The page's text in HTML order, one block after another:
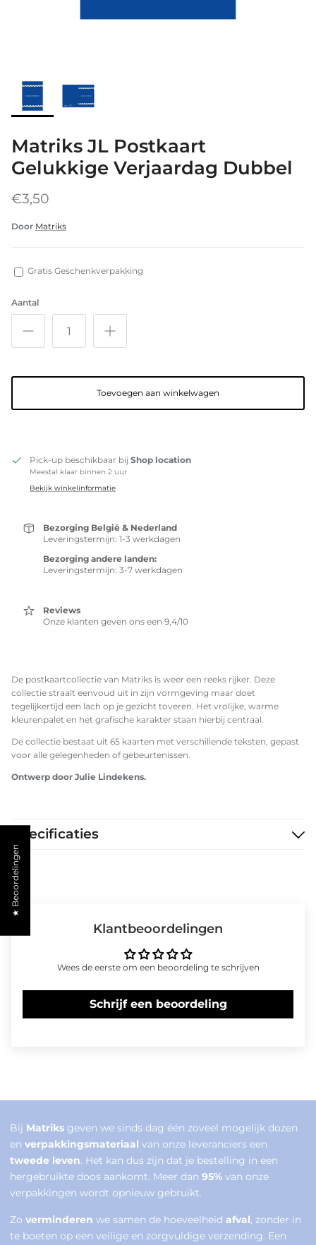
Matriks JL Postkaart
Gelukkige Verjaardag Dubbel
€3,50
Door Matriks
Gratis Geschenkverpakking
Aantal
Toevoegen aan winkelwagen
Pick-up beschikbaar bij Shop location
Meestal klaar binnen 2 uur
Bekijk winkelinformatie
Bezorging België & Nederland
Leveringstermijn: 1-3 werkdagen
Bezorging andere landen:
Leveringstermijn: 3-7 werkdagen
Reviews
Onze klanten geven ons een 9,4/10
De postkaartcollectie van Matriks is weer een reeks rijker. Deze
collectie straalt eenvoud uit in zijn vormgeving maar doet
tegelijkertijd een lach op je gezicht toveren. Het vrolijke, warme
kleurenpalet en het grafische karakter staan hierbij centraal.
De collectie bestaat uit 65 kaarten met verschillende teksten, gepast
voor alle gelegenheden of gebeurtenissen.
Ontwerp door Julie Lindekens.
Specificaties
Klantbeoordelingen
Wees de eerste om een beoordeling te schrijven
Schrijf een beoordeling
Bij Matriks geven we sinds dag één zoveel mogelijk dozen
en verpakkingsmateriaal van onze leveranciers een
tweede leven. Het kan dus zijn dat je bestelling in een
hergebruikte doos aankomt. Meer dan 95% van onze
verpakkingen wordt opnieuw gebruikt.
Zo verminderen we samen de hoeveelheid afval, zonder in
te boeten op een veilige en zorgvuldige verzending. Een
★ Beoordelingen